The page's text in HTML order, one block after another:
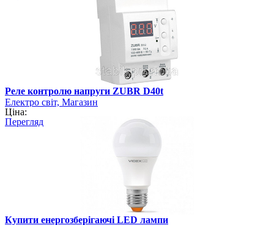
Реле контролю напруги ZUBR D40t
Електро світ, Магазин
Ціна:
Перегляд
Купити енергозберігаючі LED лампи